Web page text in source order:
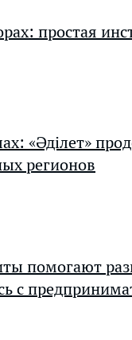
простая
«Әділет»
регионов
помогают
с